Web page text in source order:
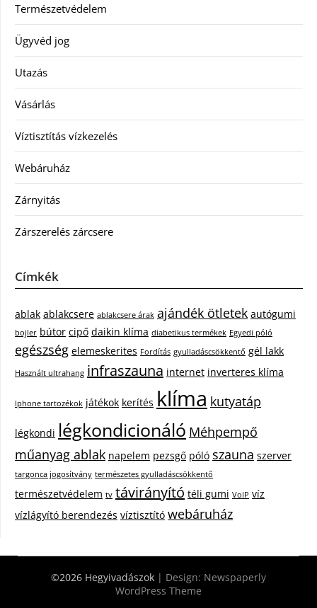
Természetvédelem
Ügyvéd jog
Utazás
Vásárlás
Víztisztítás vízkezelés
Webáruház
Zárnyitás
Zárszerelés zárcsere
Címkék
ablak ablakcsere ablakcsere árak ajándék ötletek autógumi
bojler bútor cipő daikin klíma diabetikus termékek Egyedi póló
egészség elemeskerites Fordítás gyulladáscsökkentő gél lakk
Használt ultrahang infraszauna internet inverteres klíma
Iphone tartozékok játékok kerítés klíma kutyatáp
légkondi légkondicionáló Méhpempő
műanyag ablak napelem pezsgő póló szauna szerver
targonca jogosítvány természetes gyulladáscsökkentő
természetvédelem tv távirányító téli gumi VoIP víz
vízlágyító berendezés víztisztító webáruház
©2026 Hegyivadászok | Design: Newspaperly
WordPress Theme